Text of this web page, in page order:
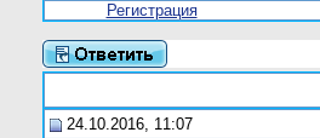
Регистрация
24.10.2016, 11:07